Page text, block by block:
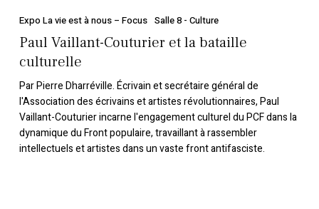
Vaillant-
Couturier
la
bataille
culturelle
Expo La vie est à nous – Focus Salle 8 - Culture
Paul Vaillant-Couturier et la bataille
culturelle
Par Pierre Dharréville. Écrivain et secrétaire général de
l'Association des écrivains et artistes révolutionnaires, Paul
Vaillant-Couturier incarne l'engagement culturel du PCF dans la
dynamique du Front populaire, travaillant à rassembler
intellectuels et artistes dans un vaste front antifasciste.